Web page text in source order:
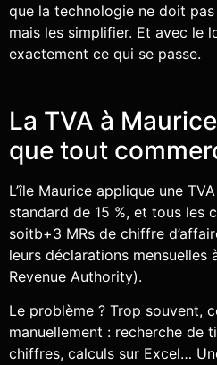
que la technologie ne doit
mais les simplifier. Et avec le
exactement ce qui se passe.
La TVA à
que tout
L’île Maurice applique une
standard de 15 %, et tous les
soitb+3 MRs de chiffre
leurs déclarations mensuelles
Revenue Authority).
Le problème ? Trop souvent,
manuellement : recherche de
chiffres, calculs sur Excel…